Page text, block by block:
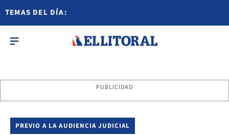
TEMAS DEL DÍA:
PUBLICIDAD
PREVIO A LA AUDIENCIA JUDICIAL